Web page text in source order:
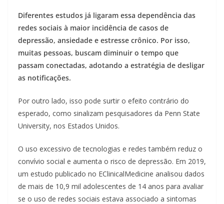
Diferentes estudos já ligaram essa dependência das
redes sociais à maior incidência de casos de
depressão, ansiedade e estresse crônico. Por isso,
muitas pessoas, buscam diminuir o tempo que
passam conectadas, adotando a estratégia de desligar
as notificações.
Por outro lado, isso pode surtir o efeito contrário do
esperado, como sinalizam pesquisadores da Penn State
University, nos Estados Unidos.
O uso excessivo de tecnologias e redes também reduz o
convívio social e aumenta o risco de depressão. Em 2019,
um estudo publicado no EClinicalMedicine analisou dados
de mais de 10,9 mil adolescentes de 14 anos para avaliar
se o uso de redes sociais estava associado a sintomas